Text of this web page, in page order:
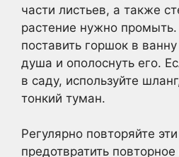
части листьев, а также
растение нужно
поставить горшок в
душа и ополоснуть его.
в саду, используйте
тонкий туман.
Регулярно повторяйте
предотвратить